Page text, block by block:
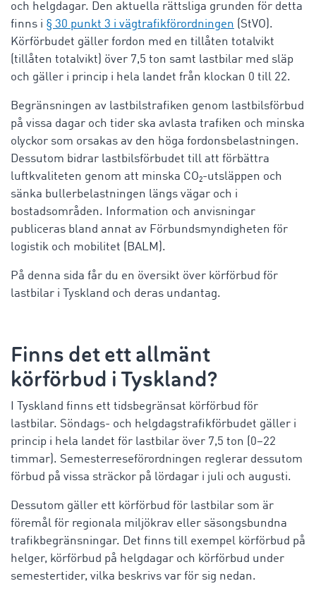
och helgdagar. Den aktuella rättsliga grunden för detta
finns i § 30 punkt 3 i vägtrafikförordningen (StVO).
Körförbudet gäller fordon med en tillåten totalvikt
tillåten totalvikt ) över 7,5 ton samt lastbilar med släp
och gäller i princip i hela landet från klockan 0 till 22.
Begränsningen av lastbilstrafiken genom lastbilsförbud
på vissa dagar och tider ska avlasta trafiken och minska
olyckor som orsakas av den höga fordonsbelastningen.
Dessutom bidrar lastbilsförbudet till att förbättra
luftkvaliteten genom att minska CO₂-utsläppen och
sänka bullerbelastningen längs vägar och i
bostadsområden. Information och anvisningar
publiceras bland annat av Förbundsmyndigheten för
logistik och mobilitet (BALM).
På denna sida får du en översikt över körförbud för
lastbilar i Tyskland och deras undantag.
Finns det ett allmänt
körförbud i Tyskland?
I Tyskland finns ett tidsbegränsat körförbud för
lastbilar. Söndags- och helgdagstrafikförbudet gäller i
princip i hela landet för lastbilar över 7,5 ton (0–22
timmar). Semesterreseförordningen reglerar dessutom
förbud på vissa sträckor på lördagar i juli och augusti.
Dessutom gäller ett körförbud för lastbilar som är
föremål för regionala miljökrav eller säsongsbundna
trafikbegränsningar. Det finns till exempel körförbud på
helger, körförbud på helgdagar och körförbud under
semestertider, vilka beskrivs var för sig nedan.